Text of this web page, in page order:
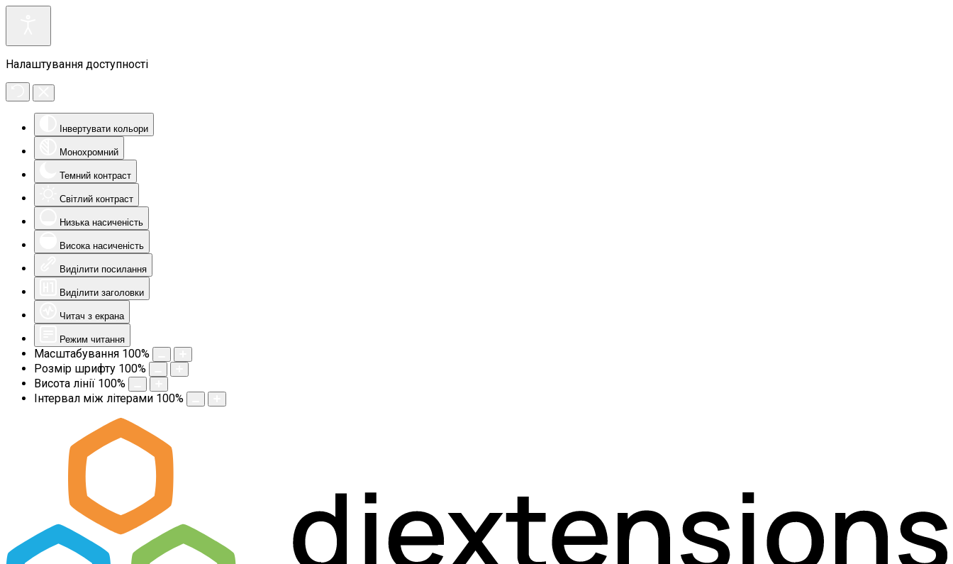
Налаштування доступності
Інвертувати кольори
Монохромний
Темний контраст
Світлий контраст
Низька насиченість
Висока насиченість
Виділити посилання
Виділити заголовки
Читач з екрана
Режим читання
Масштабування 100%
Розмір шрифту 100%
Висота лінії 100%
Інтервал між літерами 100%